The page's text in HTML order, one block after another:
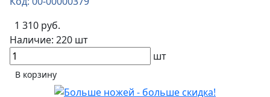
1 310 руб.
Наличие: 220 шт
шт
В корзину